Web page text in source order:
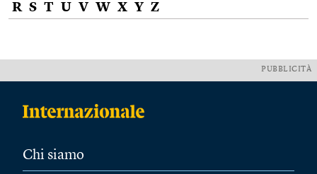
R S T U V W X Y Z
PUBBLICITÀ
Chi siamo